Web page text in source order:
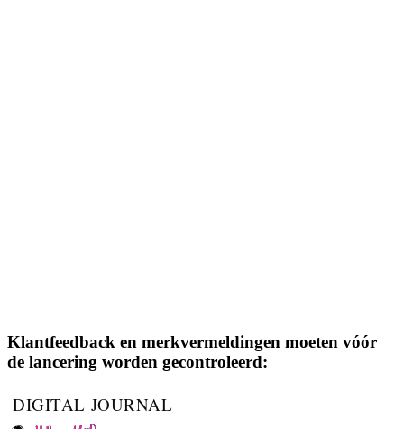
Klantfeedback en merkvermeldingen moeten vóór
de lancering worden gecontroleerd: